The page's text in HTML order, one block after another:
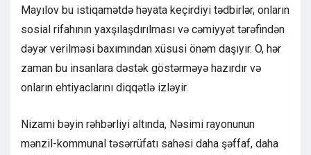
Mayılov bu istiqamətdə həyata keçirdiyi tədbirlər, onların
sosial rifahının yaxşılaşdırılması və cəmiyyət tərəfindən
dəyər verilməsi baxımından xüsusi önəm daşıyır. O, hər
zaman bu insanlara dəstək göstərməyə hazırdır və
onların ehtiyaclarını diqqətlə izləyir.
Nizami bəyin rəhbərliyi altında, Nəsimi rayonunun
mənzil-kommunal təsərrüfatı sahəsi daha şəffaf, daha